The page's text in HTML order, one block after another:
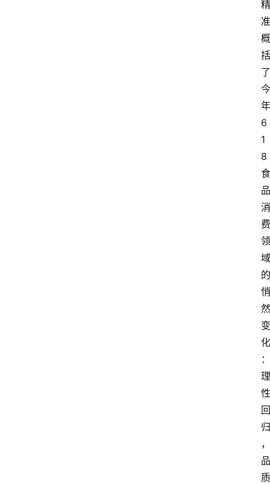
精
准
概
括
了
今
年
6
1
8
食
品
消
费
领
域
的
悄
然
变
化
：
理
性
回
归
，
品
质